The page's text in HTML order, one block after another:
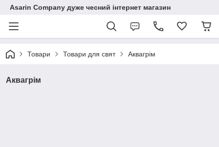
Asarin Company дуже чесний інтернет магазин
Товари Товари для свят Аквагрім
Аквагрім